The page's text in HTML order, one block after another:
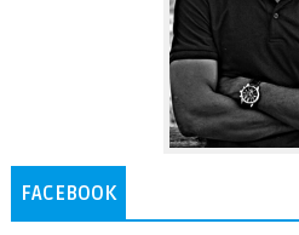
FACEBOOK